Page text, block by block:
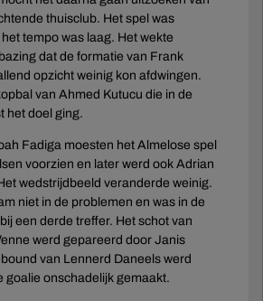
thuisclub. Het spel was
tempo was laag. Het wekte
dat de formatie van Frank
opzicht weinig kon afdwingen.
van Ahmed Kutucu die in de
het doel ging.
Fadiga moesten het Almelose spel
voorzien en later werd ook Adrian
wedstrijdbeeld veranderde weinig.
niet in de problemen en was in de
een derde treffer. Het schot van
werd gepareerd door Janis
van Lennerd Daneels werd
goalie onschadelijk gemaakt.